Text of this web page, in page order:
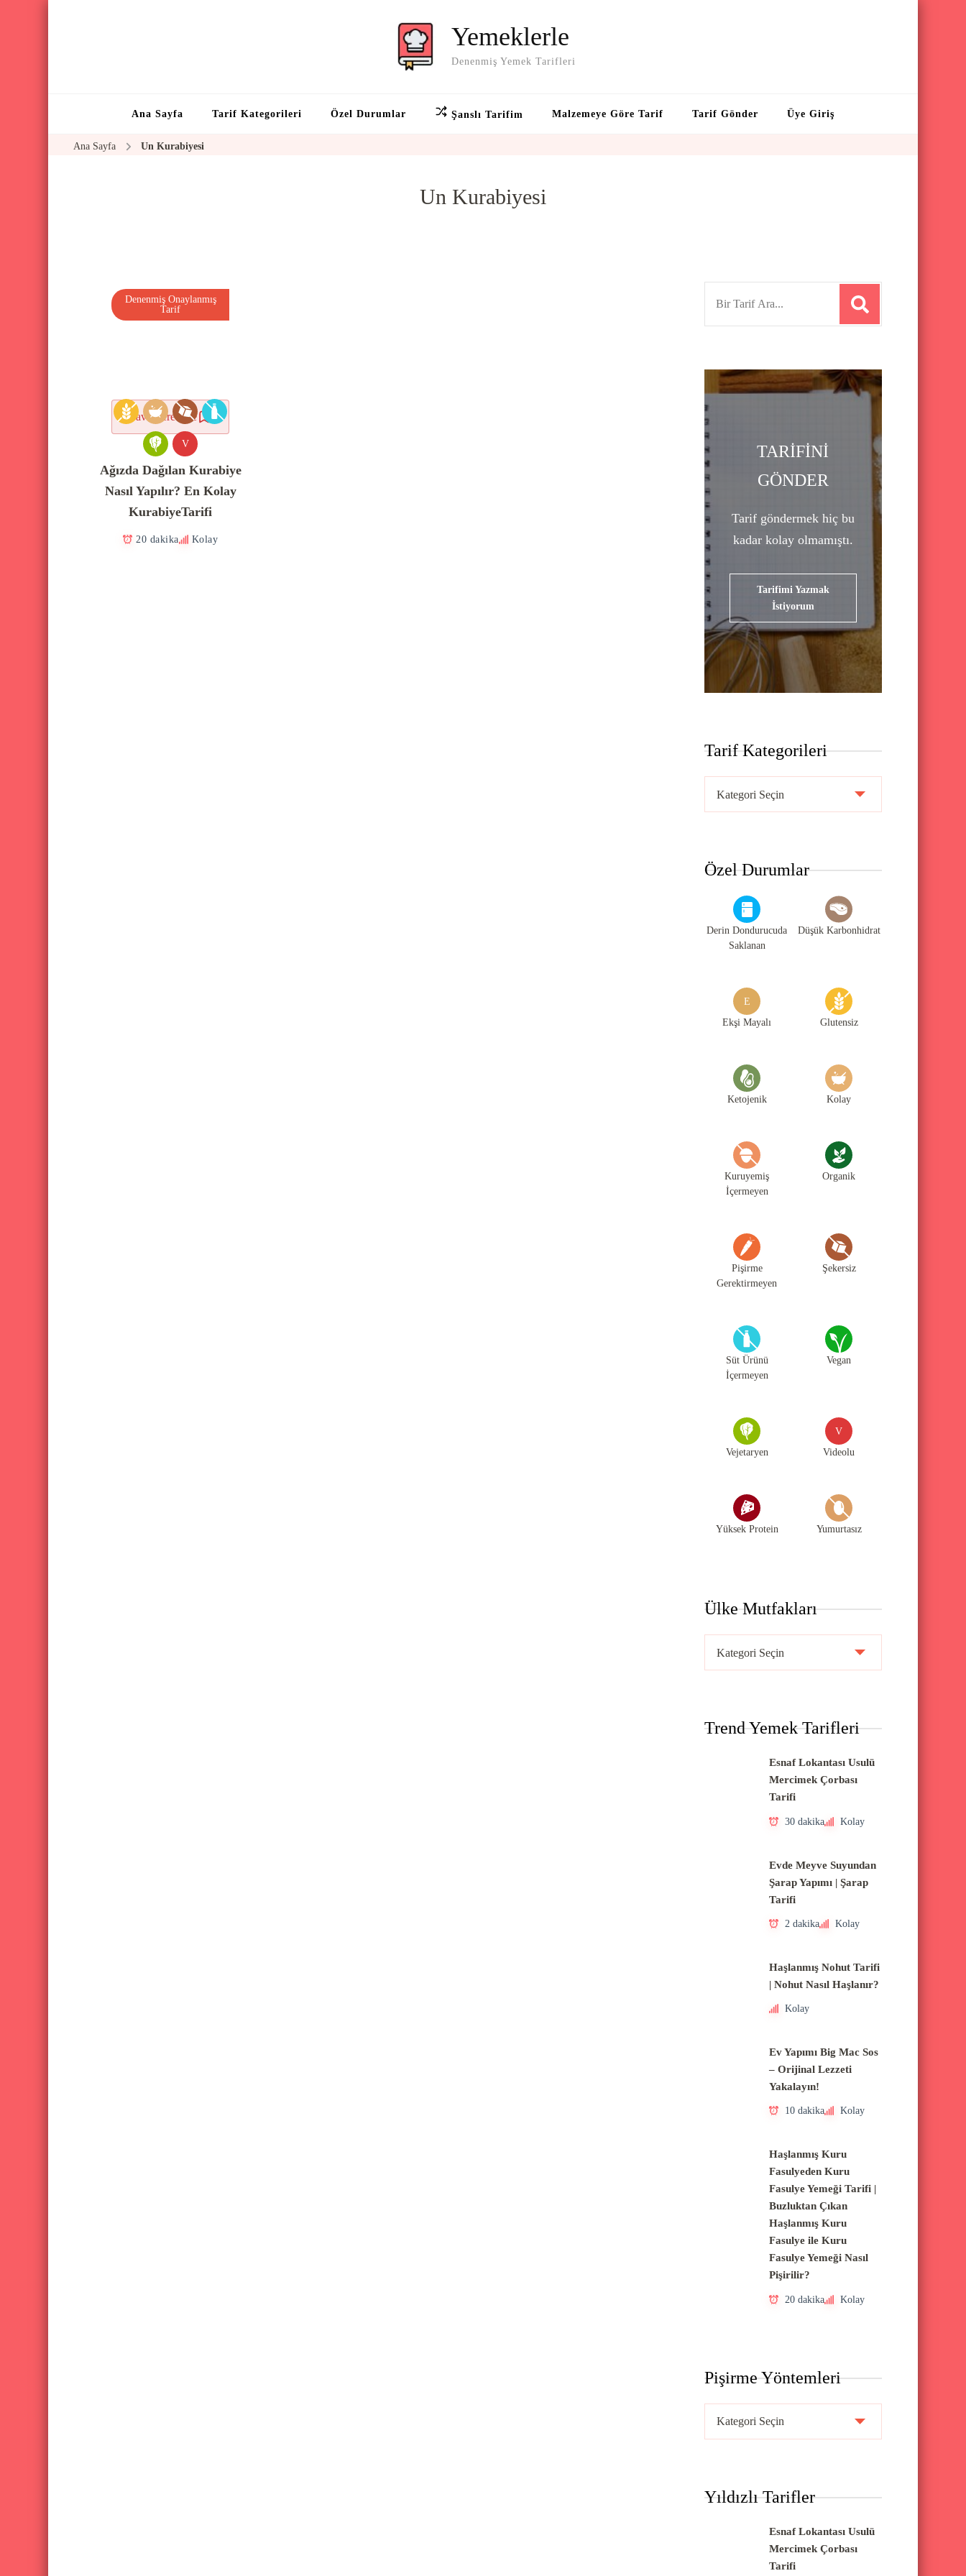
Yemeklerle
Denenmiş Yemek Tarifleri
Ana Sayfa Tarif Kategorileri Özel Durumlar Şanslı Tarifim Malzemeye Göre Tarif Tarif Gönder Üye Giriş
Ana Sayfa Un Kurabiyesi
Un Kurabiyesi
Favorilere ekle
Denenmiş Onaylanmış
Tarif
V
Ağızda Dağılan Kurabiye
Nasıl Yapılır? En Kolay
KurabiyeTarifi
20 dakika Kolay
f
o
r
:
TARİFİNİ
GÖNDER
Tarif göndermek hiç bu
kadar kolay olmamıştı.
Tarifimi Yazmak
İstiyorum
Tarif Kategorileri
a
f
t
Özel Durumlar
Derin Dondurucuda
Saklanan
Düşük Karbonhidrat
E
Ekşi Mayalı Glutensiz
Ketojenik Kolay
Kuruyemiş
İçermeyen
Organik
Pişirme
Gerektirmeyen
Şekersiz
Süt Ürünü
İçermeyen
Vegan
Vejetaryen
V
Videolu
Yüksek Protein Yumurtasız
Ülke Mutfakları
l
M
Trend Yemek Tarifleri
Esnaf Lokantası Usulü
Mercimek Çorbası
Tarifi
30 dakika Kolay
Evde Meyve Suyundan
Şarap Yapımı | Şarap
Tarifi
2 dakika Kolay
Haşlanmış Nohut Tarifi
| Nohut Nasıl Haşlanır?
Kolay
Ev Yapımı Big Mac Sos
– Orijinal Lezzeti
Yakalayın!
10 dakika Kolay
Haşlanmış Kuru
Fasulyeden Kuru
Fasulye Yemeği Tarifi |
Buzluktan Çıkan
Haşlanmış Kuru
Fasulye ile Kuru
Fasulye Yemeği Nasıl
Pişirilir?
20 dakika Kolay
Pişirme Yöntemleri
r
Yıldızlı Tarifler
Esnaf Lokantası Usulü
Mercimek Çorbası
Tarifi